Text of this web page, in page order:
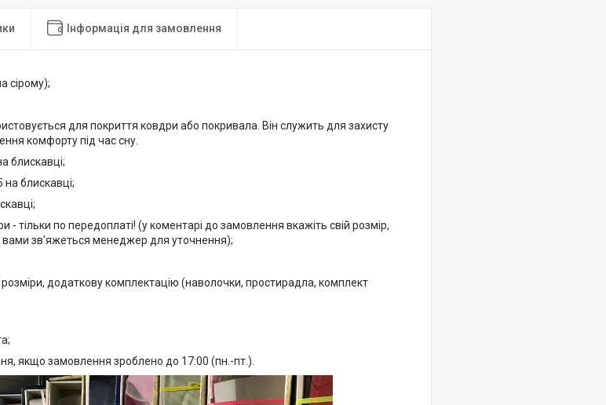
Інформація для замовлення
сірому);
для покриття ковдри або покривала. Він служить для захисту
комфорту під час сну.
блискавці;
блискавці;
- тільки по передоплаті! (у коментарі до замовлення вкажіть свій розмір,
зв'яжеться менеджер для уточнення);
додаткову комплектацію (наволочки, простирадла, комплект
якщо замовлення зроблено до 17:00 (пн.-пт.).